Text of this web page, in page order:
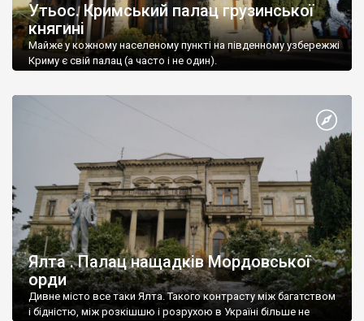
Утьос. Кримський палац грузинської
княгині
Майже у кожному населеному пункті на південному узбережжі
Криму є свій палац (а часто і не один).
Ялта . Палац нащадків Мордовської
орди
Дивне місто все таки Ялта. Такого контрасту між багатством
і бідністю, між розкішшю і розрухою в Україні більше не